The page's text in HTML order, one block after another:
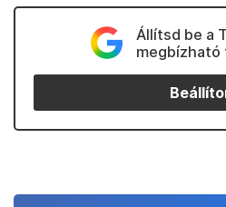
Állítsd be a
megbízható